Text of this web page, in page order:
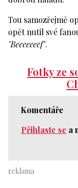
Tou samozřejmě
opět nutil své
"Beeeeeeef".
Fotky ze
Komentáře
Přihlaste se a